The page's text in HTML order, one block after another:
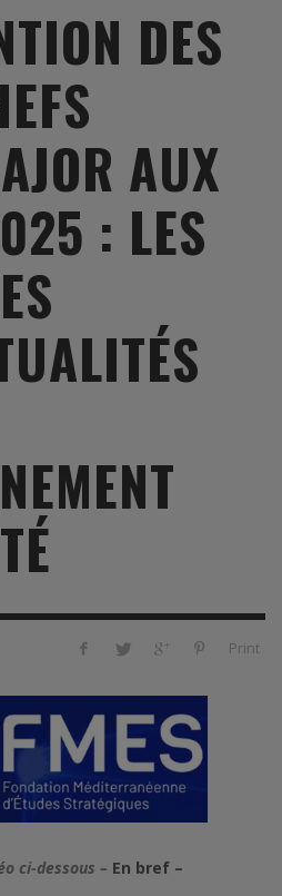
DES
AUX
: LES
Print
ci-dessous – En bref –